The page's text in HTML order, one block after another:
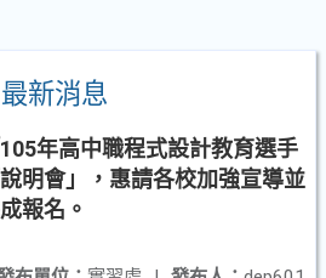
最新消息
年高中職程式設計教育選手
明會」，惠請各校加強宣導並
報名。